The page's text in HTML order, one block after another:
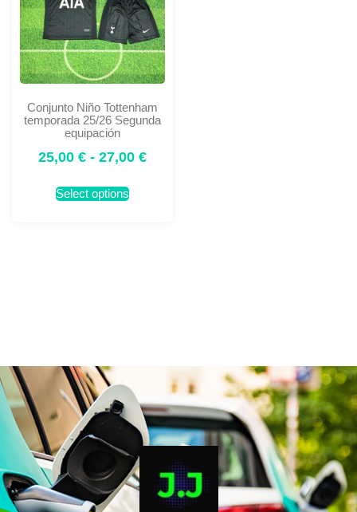
Conjunto Niño Tottenham
temporada 25/26 Segunda
equipación
25,00 € - 27,00 €
Select options